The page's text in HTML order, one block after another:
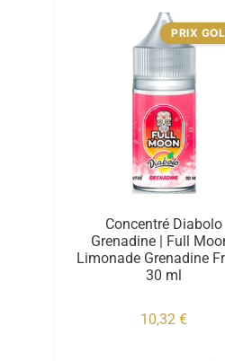
PRIX
Concentré Diabolo
Grenadine | Full
Limonade Grenadine
30 ml
10,32€